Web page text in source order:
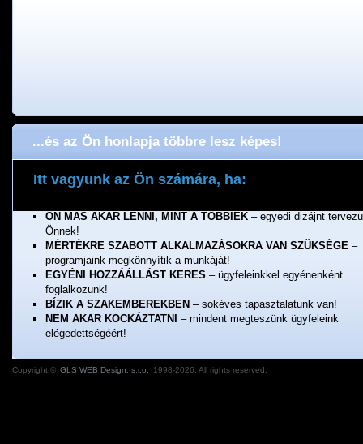
...és az Ön honlapja többre lesz képes!
Itt vagyunk az Ön számára, ha:
ÖN MÁS AKAR LENNI, MINT A TÖBBIEK – egyedi dizájnt
Önnek!
MÉRTÉKRE SZABOTT ALKALMAZÁSOKRA VAN SZÜKSÉGE –
programjaink megkönnyítik a munkáját!
EGYÉNI HOZZÁÁLLÁST KERES – ügyfeleinkkel egyénenként
foglalkozunk!
BÍZIK A SZAKEMBEREKBEN – sokéves tapasztalatunk van!
NEM AKAR KOCKÁZTATNI
– mindent megteszünk ügyfeleink
elégedettségéért!
Copyright © GLS WEB Design, s.r.o. 1998-2026. All rights reserved.